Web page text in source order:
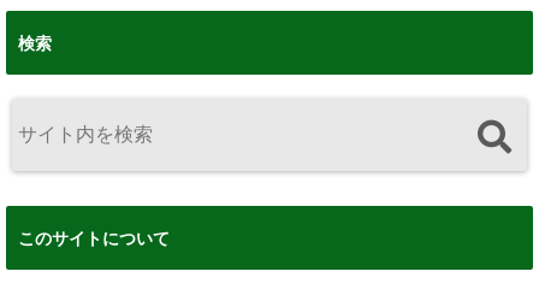
検索
このサイトについて